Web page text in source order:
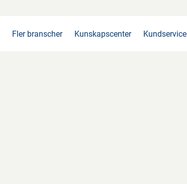
Fler branscher Kunskapscenter Kundservice